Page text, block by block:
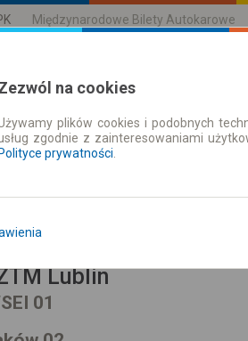
Międzynarodowe Bilety Autokarowe
Rozkład Jazdy | Bilety
Lublin
01
na cookies
plików cookies i podobnych
zgodnie z zainteresowaniami
Polityce prywatności